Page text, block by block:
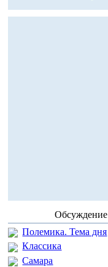
Обсуждение
Полемика. Тема дня
Классика
Самара